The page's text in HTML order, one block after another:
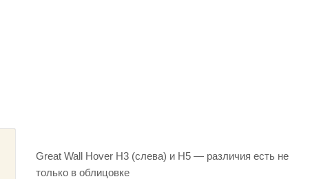
Great Wall Hover H3 (слева) и Н5 — различия есть не
только в облицовке